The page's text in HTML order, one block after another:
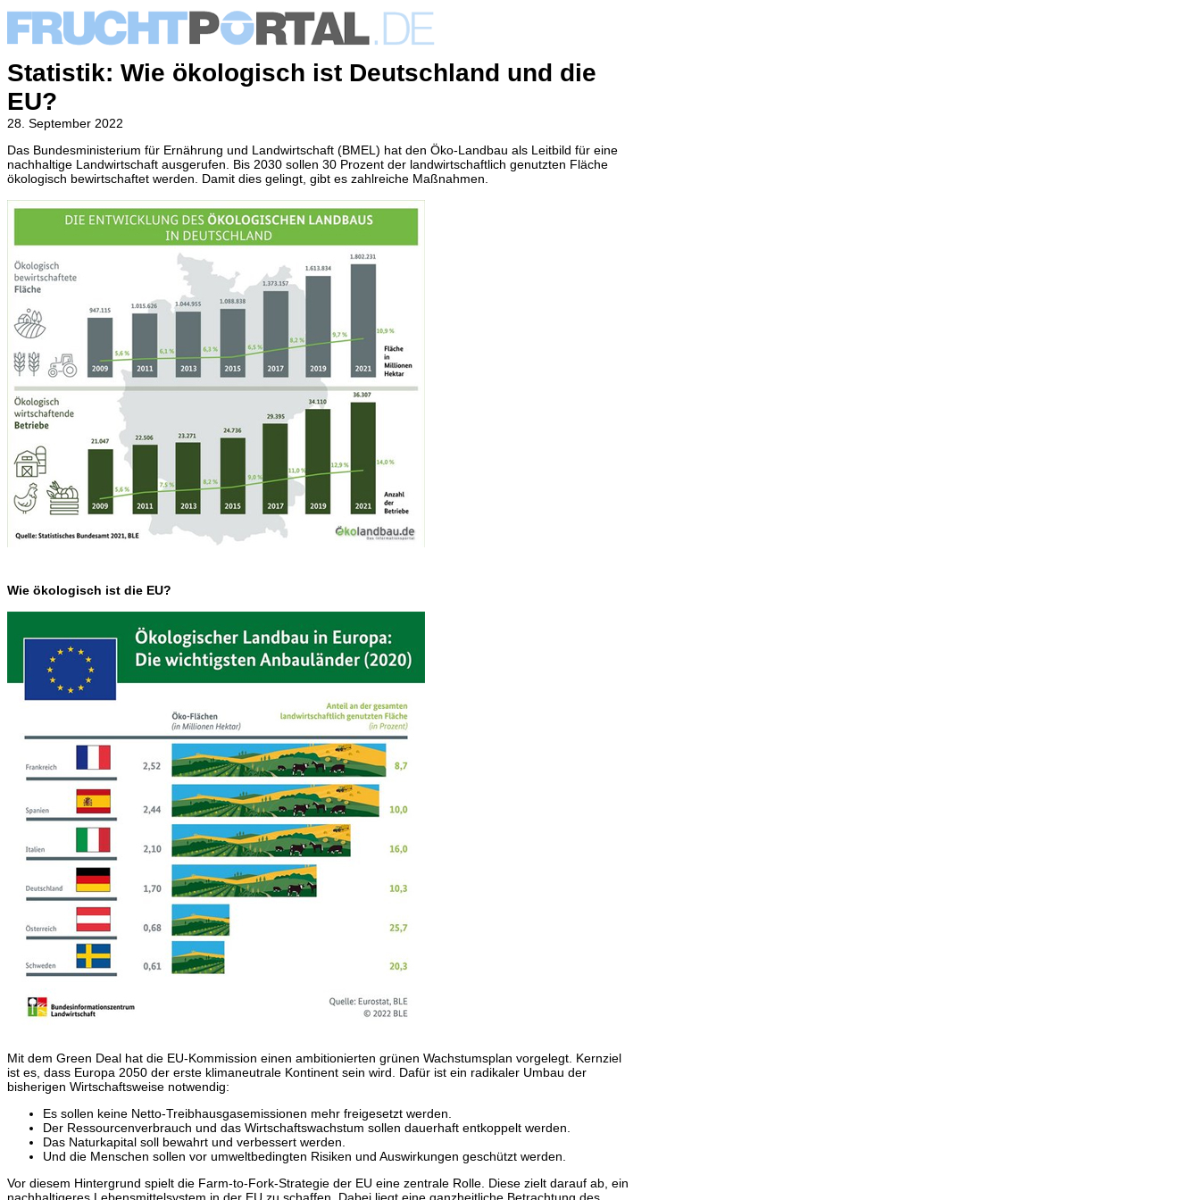
Statistik: Wie ökologisch ist Deutschland und die
EU?
28. September 2022
Das Bundesministerium für Ernährung und Landwirtschaft (BMEL) hat den Öko-Landbau als Leitbild für eine
nachhaltige Landwirtschaft ausgerufen. Bis 2030 sollen 30 Prozent der landwirtschaftlich genutzten Fläche
ökologisch bewirtschaftet werden. Damit dies gelingt, gibt es zahlreiche Maßnahmen.
Wie ökologisch ist die EU?
Mit dem Green Deal hat die EU-Kommission einen ambitionierten grünen Wachstumsplan vorgelegt. Kernziel
ist es, dass Europa 2050 der erste klimaneutrale Kontinent sein wird. Dafür ist ein radikaler Umbau der
bisherigen Wirtschaftsweise notwendig:
Es sollen keine Netto-Treibhausgasemissionen mehr freigesetzt werden.
Der Ressourcenverbrauch und das Wirtschaftswachstum sollen dauerhaft entkoppelt werden.
Das Naturkapital soll bewahrt und verbessert werden.
Und die Menschen sollen vor umweltbedingten Risiken und Auswirkungen geschützt werden.
Vor diesem Hintergrund spielt die Farm-to-Fork-Strategie der EU eine zentrale Rolle. Diese zielt darauf ab, ein